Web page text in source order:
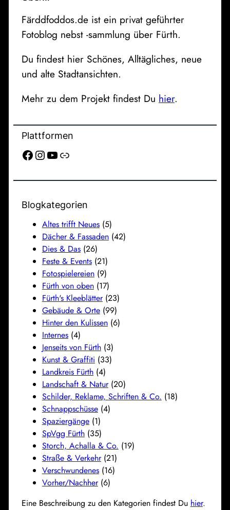
Färddfoddos.de ist ein privat geführter
Fotoblog nebst -sammlung über Fürth.
Du findest hier Schönes, Alltägliches, neue
und alte Stadtansichten.
Mehr zu dem Projekt findest Du hier.
Plattformen
Facebook Instagram YouTube Link
Blogkategorien
Altes trifft Neues(5)
Dächer & Fassaden(42)
Dies & Das(26)
Feste & Events(21)
Fotospielereien(9)
Fürth von oben(17)
Fürth's Kleeblätter(23)
Gebäude & Orte(99)
Hinter den Kulissen(6)
Internes(4)
Jenseits von Fürth(3)
Kunst & Graffiti (33)
Landkreis Fürth(4)
Landschaft & Natur(20)
Schilder, Reklame, Schriften & Co. (18)
Schnappschüsse(4)
Spaziergänge(1)
SpVgg Fürth(35)
Storch, Achalla & Co. (19)
Straße & Verkehr(21)
Verschwundenes(16)
Vorher/Nachher(6)
Eine Beschreibung zu den Kategorien findest Du hier.